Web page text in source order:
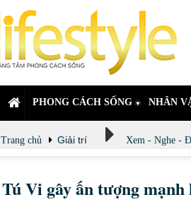
PHONG CÁCH SỐNG NHÂN
Trang chủ Giải trí Xem - Nghe -
Tú Vi gây ấn tượng